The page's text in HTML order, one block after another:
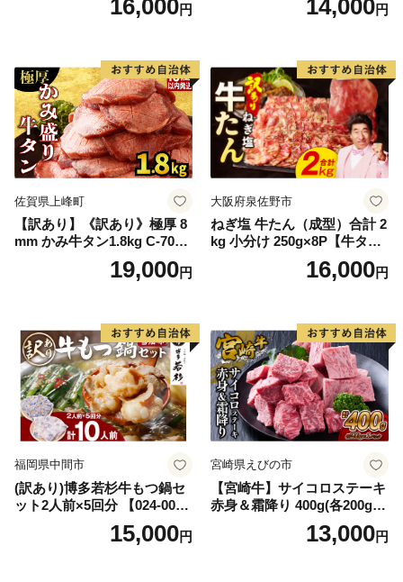
60] 肉 牛肉 精肉 牛たん 牛タ
厚切り タン
16,000円 14,000円
佐賀県上峰町
【訳あり】《訳あり》極厚 8
mm かみ牛タン1.8kg C-709-
19,000円
大阪府泉佐野市
ねぎ塩 牛たん（成型）合計 2
kg 小分け 250g×8P【牛タン
牛肉 焼肉用 薄切り 訳あり サ
16,000円
福岡県中間市
(訳あり)博多若杉牛もつ鍋セ
ット2人前×5回分 【024-002
15,000円
宮崎県えびの市
【宮崎牛】サイコロステーキ
赤身＆霜降り 400g(各200g×
１P 計2P) 真空パック 冷凍
13,000円